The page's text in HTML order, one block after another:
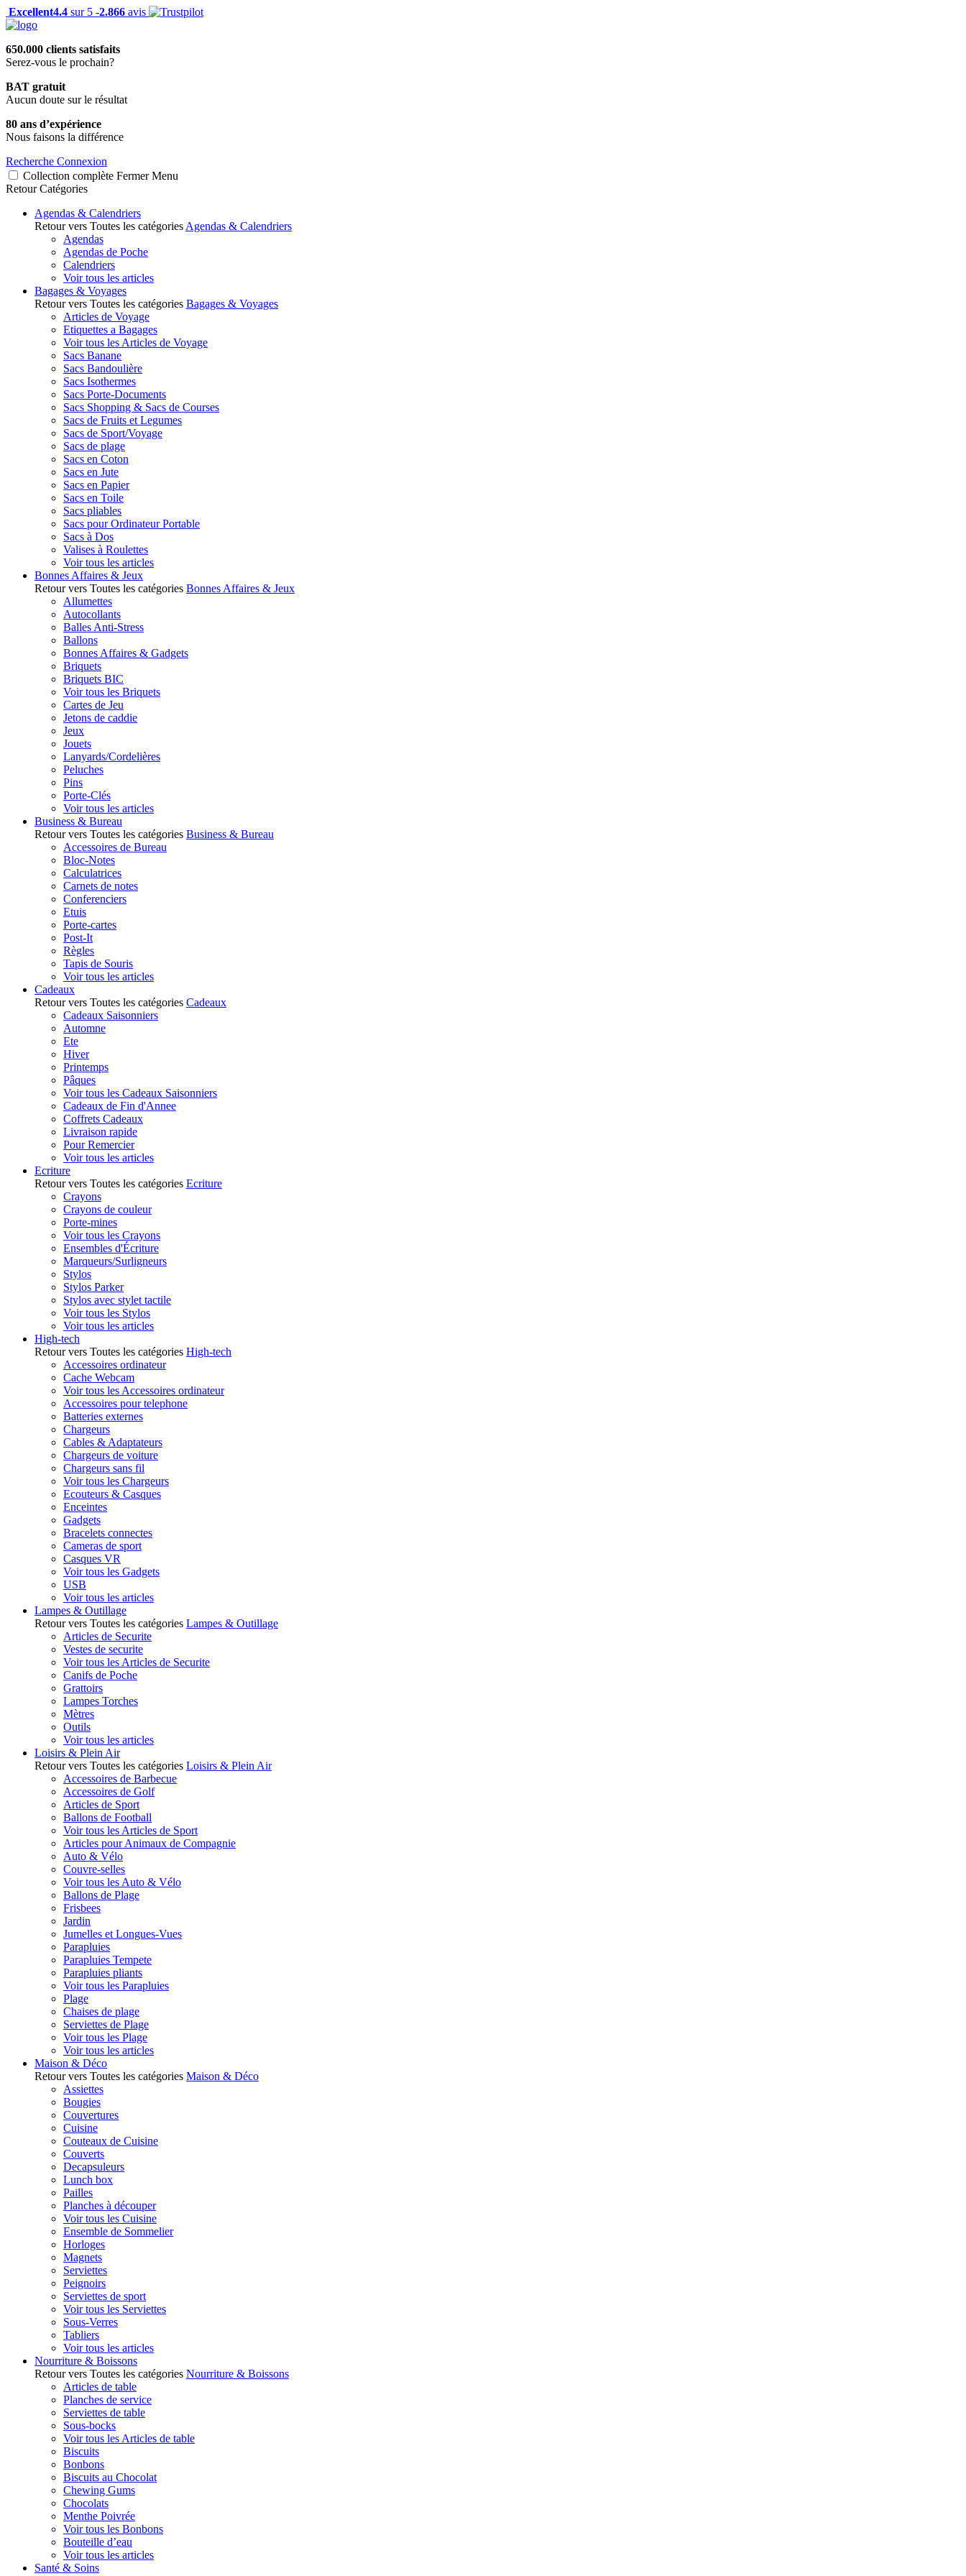
Excellent4.4 sur 5 -2.866 avis
650.000 clients satisfaits
Serez-vous le prochain?
BAT gratuit
Aucun doute sur le résultat
80 ans d’expérience
Nous faisons la différence
Recherche Connexion
Collection complète Fermer Menu
Retour Catégories
Agendas & Calendriers
Retour vers Toutes les catégories Agendas & Calendriers
Agendas
Agendas de Poche
Calendriers
Voir tous les articles
Bagages & Voyages
Retour vers Toutes les catégories Bagages & Voyages
Articles de Voyage
Etiquettes a Bagages
Voir tous les Articles de Voyage
Sacs Banane
Sacs Bandoulière
Sacs Isothermes
Sacs Porte-Documents
Sacs Shopping & Sacs de Courses
Sacs de Fruits et Legumes
Sacs de Sport/Voyage
Sacs de plage
Sacs en Coton
Sacs en Jute
Sacs en Papier
Sacs en Toile
Sacs pliables
Sacs pour Ordinateur Portable
Sacs à Dos
Valises à Roulettes
Voir tous les articles
Bonnes Affaires & Jeux
Retour vers Toutes les catégories Bonnes Affaires & Jeux
Allumettes
Autocollants
Balles Anti-Stress
Ballons
Bonnes Affaires & Gadgets
Briquets
Briquets BIC
Voir tous les Briquets
Cartes de Jeu
Jetons de caddie
Jeux
Jouets
Lanyards/Cordelières
Peluches
Pins
Porte-Clés
Voir tous les articles
Business & Bureau
Retour vers Toutes les catégories Business & Bureau
Accessoires de Bureau
Bloc-Notes
Calculatrices
Carnets de notes
Conferenciers
Etuis
Porte-cartes
Post-It
Règles
Tapis de Souris
Voir tous les articles
Cadeaux
Retour vers Toutes les catégories Cadeaux
Cadeaux Saisonniers
Automne
Ete
Hiver
Printemps
Pâques
Voir tous les Cadeaux Saisonniers
Cadeaux de Fin d'Annee
Coffrets Cadeaux
Livraison rapide
Pour Remercier
Voir tous les articles
Ecriture
Retour vers Toutes les catégories Ecriture
Crayons
Crayons de couleur
Porte-mines
Voir tous les Crayons
Ensembles d'Écriture
Marqueurs/Surligneurs
Stylos
Stylos Parker
Stylos avec stylet tactile
Voir tous les Stylos
Voir tous les articles
High-tech
Retour vers Toutes les catégories High-tech
Accessoires ordinateur
Cache Webcam
Voir tous les Accessoires ordinateur
Accessoires pour telephone
Batteries externes
Chargeurs
Cables & Adaptateurs
Chargeurs de voiture
Chargeurs sans fil
Voir tous les Chargeurs
Ecouteurs & Casques
Enceintes
Gadgets
Bracelets connectes
Cameras de sport
Casques VR
Voir tous les Gadgets
USB
Voir tous les articles
Lampes & Outillage
Retour vers Toutes les catégories Lampes & Outillage
Articles de Securite
Vestes de securite
Voir tous les Articles de Securite
Canifs de Poche
Grattoirs
Lampes Torches
Mètres
Outils
Voir tous les articles
Loisirs & Plein Air
Retour vers Toutes les catégories Loisirs & Plein Air
Accessoires de Barbecue
Accessoires de Golf
Articles de Sport
Ballons de Football
Voir tous les Articles de Sport
Articles pour Animaux de Compagnie
Auto & Vélo
Couvre-selles
Voir tous les Auto & Vélo
Ballons de Plage
Frisbees
Jardin
Jumelles et Longues-Vues
Parapluies
Parapluies Tempete
Parapluies pliants
Voir tous les Parapluies
Plage
Chaises de plage
Serviettes de Plage
Voir tous les Plage
Voir tous les articles
Maison & Déco
Retour vers Toutes les catégories Maison & Déco
Assiettes
Bougies
Couvertures
Cuisine
Couteaux de Cuisine
Couverts
Decapsuleurs
Lunch box
Pailles
Planches à découper
Voir tous les Cuisine
Ensemble de Sommelier
Horloges
Magnets
Serviettes
Peignoirs
Serviettes de sport
Voir tous les Serviettes
Sous-Verres
Tabliers
Voir tous les articles
Nourriture & Boissons
Retour vers Toutes les catégories Nourriture & Boissons
Articles de table
Planches de service
Serviettes de table
Sous-bocks
Voir tous les Articles de table
Biscuits
Bonbons
Biscuits au Chocolat
Chewing Gums
Chocolats
Menthe Poivrée
Voir tous les Bonbons
Bouteille d’eau
Voir tous les articles
Santé & Soins